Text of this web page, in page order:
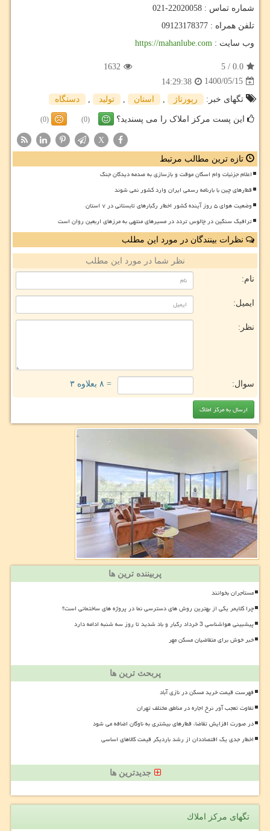
شماره تماس : 22020058-021
تلفن همراه : 09123178377
وب سایت : https://mahanlube.com
0.0
/
5
1632
1400/05/15
14:29:38
تگهای خبر:
رپورتاژ , استان , تولید , دستگاه
این پست مرکز املاک را می پسندید؟ (0)
(0)
X
تازه ترین مطالب مرتبط
اعلام جزئیات وام اسکان موقت و بازسازی به صدمه دیدگان جنگ
قطارهای چین با بارنامه رسمی ایران وارد کشور نمی شوند
وضعیت هوای ۵ روز آینده کشور اخطار رگبارهای تابستانی در ۷ استان
ترافیک سنگین در چالوس تردد در مسیرهای منتهی به مرزهای اربعین روان است
نظرات بینندگان در مورد این مطلب
نظر شما در مورد این مطلب
نام:
ایمیل:
نظر:
سوال: = ۸ بعلاوه ۳
پربیننده ترین ها
مستأجران بخوانند
چرا کلایمر یکی از بهترین روش های دسترسی نما در پروژه های ساختمانی است؟
پیشبینی هواشناسی 3 خرداد رگبار و باد شدید تا روز سه شنبه ادامه دارد
خبر خوش برای متقاضیان مسکن مهر
پربحث ترین ها
فهرست قیمت خرید مسکن در نازی آباد
تفاوت تعجب آور نرخ اجاره در مناطق مختلف تهران
در صورت افزایش تقاضا، قطارهای بیشتری به ناوگان اضافه می شود
اخطار جدی یک اقتصاددان از رشد باردیگر قیمت کالاهای اساسی
جدیدترین ها
تگهای مركز املاك